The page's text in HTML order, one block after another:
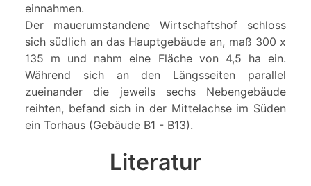
einnahmen.
Der mauerumstandene Wirtschaftshof schloss
sich südlich an das Hauptgebäude an, maß 300 x
135 m und nahm eine Fläche von 4,5 ha ein.
Während sich an den Längsseiten parallel
zueinander die jeweils sechs Nebengebäude
reihten, befand sich in der Mittelachse im Süden
ein Torhaus (Gebäude B1 - B13).
Literatur